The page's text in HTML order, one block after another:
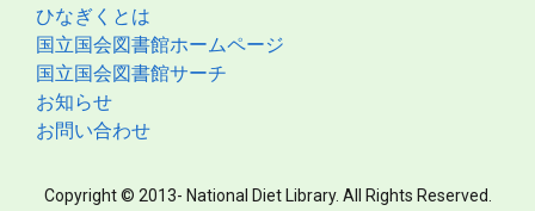
ひなぎくとは
国立国会図書館ホームページ
国立国会図書館サーチ
お知らせ
お問い合わせ
Copyright © 2013- National Diet Library. All Rights Reserved.